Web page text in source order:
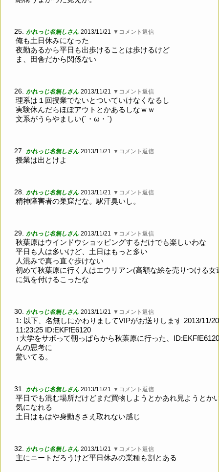
25. かれっじ名無しさん 2013/11/21 ▼コメント返信
俺も土日休みになった
夜勤あるから平日も出歩けることは歩けるけど
ま、田舎だから関係ない
26. かれっじ名無しさん 2013/11/21 ▼コメント返信
理系は１回授業でないとついていけなくなるし
実験休んだらほぼアウトとかあるしなｗｗ
文系がうらやましい(´・ω・`)
27. かれっじ名無しさん 2013/11/21 ▼コメント返信
授業は出とけよ
28. かれっじ名無しさん 2013/11/21 ▼コメント返信
精神障害者の巣窟だな。駅汗臭いし。
29. かれっじ名無しさん 2013/11/21 ▼コメント返信
秋葉原はウインドウショッピングするだけでも楽しいわな
平日も人は多いけど、土日はもっと多い
人混みで真っ直ぐ歩けない
初めて秋葉原に行く人はエウリアン(高額な絵を売りつける女
に気を付けるこったな
30. かれっじ名無しさん 2013/11/21 ▼コメント返信
1: 以下、名無しにかわりましてVIPがお送りします 2013/11/20
11:23:25 ID:EKFfE6120
↑大学をサボって朝っぱらから秋葉原に行った、
んの思考に
驚いてる。
31. かれっじ名無しさん 2013/11/21 ▼コメント返信
平日でも混む場所だけどまだ買物しようとかあれ見ようとか
気になれる
土日はもはや身動きさえ取れない感じ
32. かれっじ名無しさん 2013/11/21 ▼コメント返信
主にニートだろうけど平日休みの業種も割とある